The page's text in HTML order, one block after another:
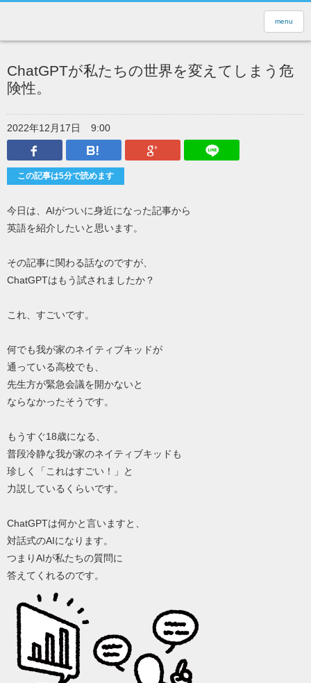
menu
ChatGPTが私たちの世界を変えてしまう危
険性。
2022年12月17日
9:00
Facebook
はてなブックマークGoogle Plus
この記事は5分で読めます
今日は、AIがついに身近になった記事から
英語を紹介したいと思います。
その記事に関わる話なのですが、
ChatGPTはもう試されましたか？
これ、すごいです。
何でも我が家のネイティブキッドが
通っている高校でも、
先生方が緊急会議を開かないと
ならなかったそうです。
もうすぐ18歳になる、
普段冷静な我が家のネイティブキッドも
珍しく「これはすごい！」と
力説しているくらいです。
ChatGPTは何かと言いますと、
対話式のAIになります。
つまりAIが私たちの質問に
答えてくれるのです。